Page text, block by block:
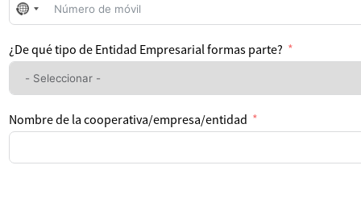
No
se
seleccionado
ningún
¿De qué tipo de Entidad Empresarial formas parte?
Nombre de la cooperativa/empresa/entidad